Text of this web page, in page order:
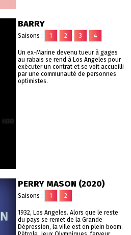
BARRY
Saisons : 1 2 3 4
Un ex-Marine devenu tueur à gages
au rabais se rend à Los Angeles pour
exécuter un contrat et se voit accueilli
par une communauté de personnes
optimistes.
PERRY MASON (2020)
Saisons : 1 2
1932, Los Angeles. Alors que le reste
du pays se remet de la Grande
Dépression, la ville est en plein boom.